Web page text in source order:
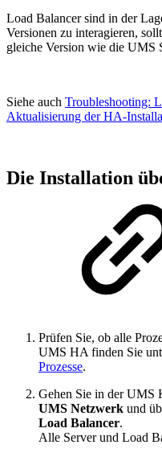
Load Balancer sind in der
Versionen zu interagieren,
gleiche Version wie die UMS
Siehe auch Troubleshooting:
Aktualisierung der HA-
Die Installation
Prüfen Sie, ob alle
UMS HA finden Sie
Prozesse.
Gehen Sie in der UMS
UMS Netzwerk und
Load Balancer.
Alle Server und Load